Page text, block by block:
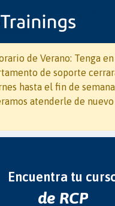
de Verano: Tenga
de soporte
hasta el fin de
atenderle de
Encuentra tu
de RCP